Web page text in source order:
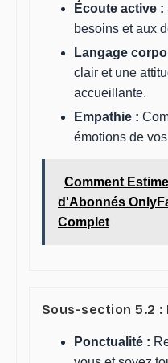
Écoute active :
besoins et aux
Langage
clair et une
accueillante.
Empathie :
émotions de
Comment
d'Abonnés
Complet
Sous-section 5.2
Ponctualité :